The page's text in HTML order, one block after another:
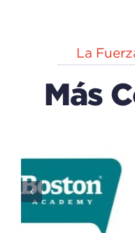
La
Más
CAPACK
Del
Educación